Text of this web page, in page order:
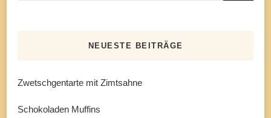
NEUESTE BEITRÄGE
Zwetschgentarte mit Zimtsahne
Schokoladen Muffins